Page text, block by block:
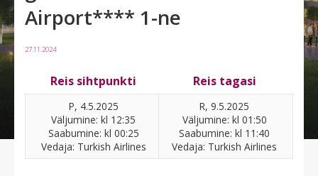
Airport**** 1-ne
27.11.2024
Reis sihtpunkti Reis tagasi
P, 4.5.2025
Väljumine: kl 12:35
Saabumine: kl 00:25
Vedaja: Turkish Airlines
R, 9.5.2025
Väljumine: kl 01:50
Saabumine: kl 11:40
Vedaja: Turkish Airlines